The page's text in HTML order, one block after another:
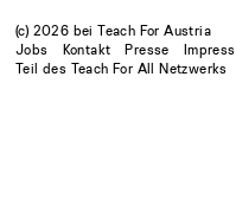
(c) 2026 bei Teach For Austria
Jobs
Kontakt Presse
Teil des Teach For All Netzwerks